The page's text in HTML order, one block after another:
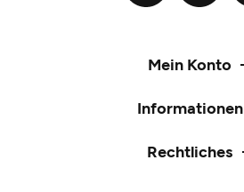
Mein Konto
Informationen
Rechtliches